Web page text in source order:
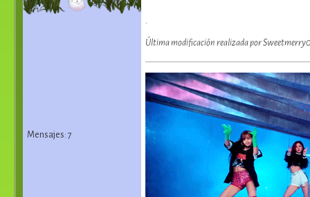
Mensajes: 7
.
Última modificación realizada por